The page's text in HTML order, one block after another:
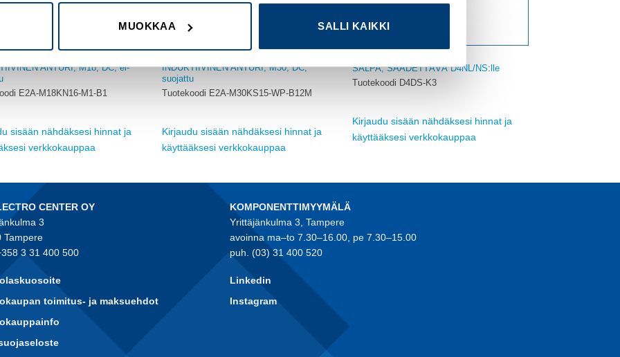
MUOKKAA SALLI KAIKKI
ANTURI, M18, DC, ei-
E2A-M18KN16-M1-B1
sisään nähdäksesi hinnat ja
verkkokauppaa
INDUKTIIVINEN ANTURI, M30, DC,
suojattu
Tuotekoodi E2A-M30KS15-WP-B12M
Kirjaudu sisään nähdäksesi hinnat ja
käyttääksesi verkkokauppaa
SALPA, SÄÄDETTÄVÄ D4NL/NS:lle
Tuotekoodi D4DS-K3
Kirjaudu sisään nähdäksesi hinnat ja
käyttääksesi verkkokauppaa
CENTER OY
3
Tampere
3 31 400 500
toimitus- ja maksuehdot
KOMPONENTTIMYYMÄLÄ
Yrittäjänkulma 3, Tampere
avoinna ma–to 7.30–16.00, pe 7.30–15.00
puh. (03) 31 400 520
Linkedin
Instagram